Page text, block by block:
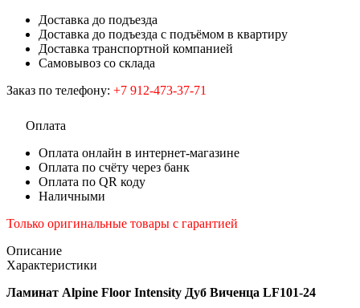
Доставка до подъезда
Доставка до подъезда с подъёмом в квартиру
Доставка транспортной компанией
Самовывоз со склада
Заказ по телефону: +7 912-473-37-71
Оплата
Оплата онлайн в интернет-магазине
Оплата по счёту через банк
Оплата по QR коду
Наличными
Только оригинальные товары с гарантией
Описание
Характеристики
Ламинат Alpine Floor Intensity Дуб Виченца LF101-24